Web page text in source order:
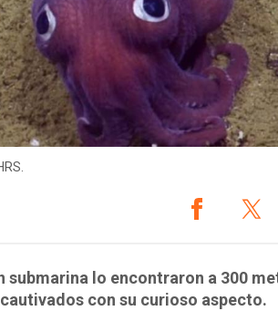
submarina lo encontraron a 300
con su curioso aspecto.